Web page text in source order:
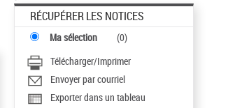
RÉCUPÉRER LES NOTICES
Ma sélection (0)
Télécharger/Imprimer
Envoyer par courriel
Exporter dans un tableau